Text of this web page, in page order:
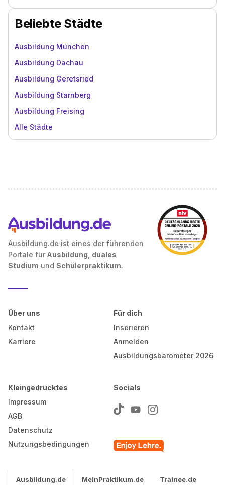
Beliebte Städte
Ausbildung München
Ausbildung Dachau
Ausbildung Geretsried
Ausbildung Starnberg
Ausbildung Freising
Alle Städte
Ausbildung.de ist eines der führenden
Portale für Ausbildung, duales
Studium und Schülerpraktikum.
Über uns
Kontakt
Karriere
Für dich
Inserieren
Anmelden
Ausbildungsbarometer 2026
Kleingedrucktes
Impressum
AGB
Datenschutz
Nutzungsbedingungen
Socials
Ausbildung.de MeinPraktikum.de Trainee.de